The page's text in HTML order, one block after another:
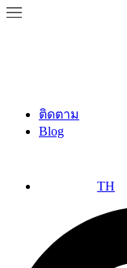
ติดตาม
Blog
TH